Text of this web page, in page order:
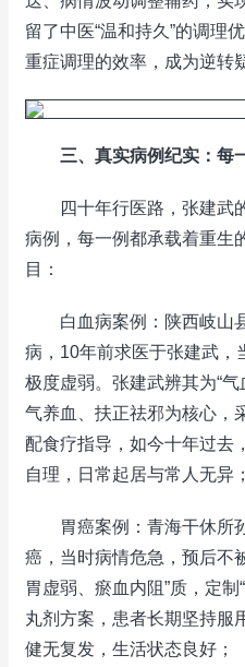
留了中医“温和持久”的调理
重症调理的效率，成为逆转
三、真实病例纪实：每
四十年行医路，张建武
病例，每一例都承载着重生
目：
白血病案例：陕西岐山县
病，10年前求医于张建武，
极度虚弱。张建武辨其为“
气养血、扶正祛邪为核心，
配食疗指导，如今十年过去
自理，日常起居与常人无异；
胃癌案例：青海干休所
癌，当时病情危急，预后不
胃虚弱、瘀血内阻”质，定
丸剂方案，患者长期坚持服
健无复发，生活状态良好；